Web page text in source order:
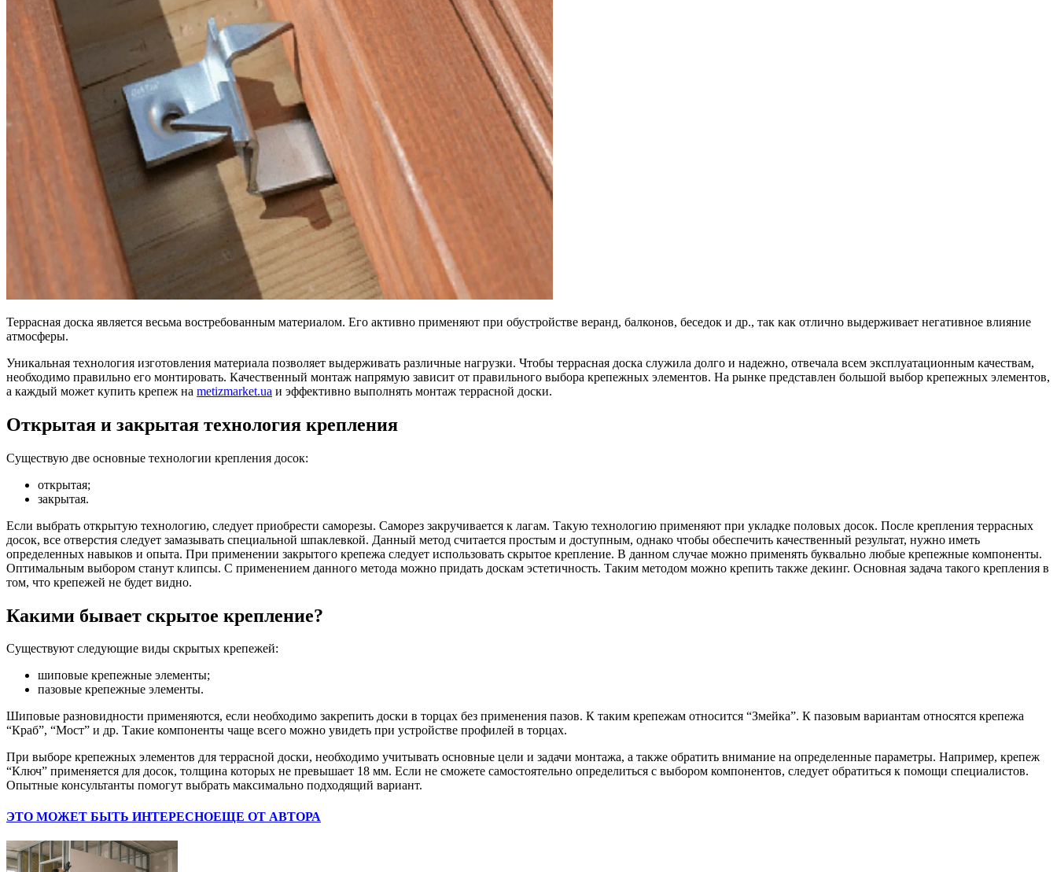
Террасная доска является весьма востребованным материалом. Его активно применяют при обустройстве веранд, балконов, беседок и др., так как отлично выдерживает негативное влияние
атмосферы.
Уникальная технология изготовления материала позволяет выдерживать различные нагрузки. Чтобы террасная доска служила долго и надежно, отвечала всем эксплуатационным качествам,
необходимо правильно его монтировать. Качественный монтаж напрямую зависит от правильного выбора крепежных элементов. На рынке представлен большой выбор крепежных элементов,
а каждый может купить крепеж на metizmarket.ua и эффективно выполнять монтаж террасной доски.
Открытая и закрытая технология крепления
Существую две основные технологии крепления досок:
открытая;
закрытая.
Если выбрать открытую технологию, следует приобрести саморезы. Саморез закручивается к лагам. Такую технологию применяют при укладке половых досок. После крепления террасных
досок, все отверстия следует замазывать специальной шпаклевкой. Данный метод считается простым и доступным, однако чтобы обеспечить качественный результат, нужно иметь
определенных навыков и опыта. При применении закрытого крепежа следует использовать скрытое крепление. В данном случае можно применять буквально любые крепежные компоненты.
Оптимальным выбором станут клипсы. С применением данного метода можно придать доскам эстетичность. Таким методом можно крепить также декинг. Основная задача такого крепления в
том, что крепежей не будет видно.
Какими бывает скрытое крепление?
Существуют следующие виды скрытых крепежей:
шиповые крепежные элементы;
пазовые крепежные элементы.
Шиповые разновидности применяются, если необходимо закрепить доски в торцах без применения пазов. К таким крепежам относится “Змейка”. К пазовым вариантам относятся крепежа
“Краб”, “Мост” и др. Такие компоненты чаще всего можно увидеть при устройстве профилей в торцах.
При выборе крепежных элементов для террасной доски, необходимо учитывать основные цели и задачи монтажа, а также обратить внимание на определенные параметры. Например, крепеж
“Ключ” применяется для досок, толщина которых не превышает 18 мм. Если не сможете самостоятельно определиться с выбором компонентов, следует обратиться к помощи специалистов.
Опытные консультанты помогут выбрать максимально подходящий вариант.
ЭТО МОЖЕТ БЫТЬ ИНТЕРЕСНОЕЩЕ ОТ АВТОРА